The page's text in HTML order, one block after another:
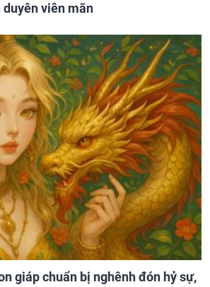
viên mãn
giáp chuẩn bị nghênh đón hỷ sự,